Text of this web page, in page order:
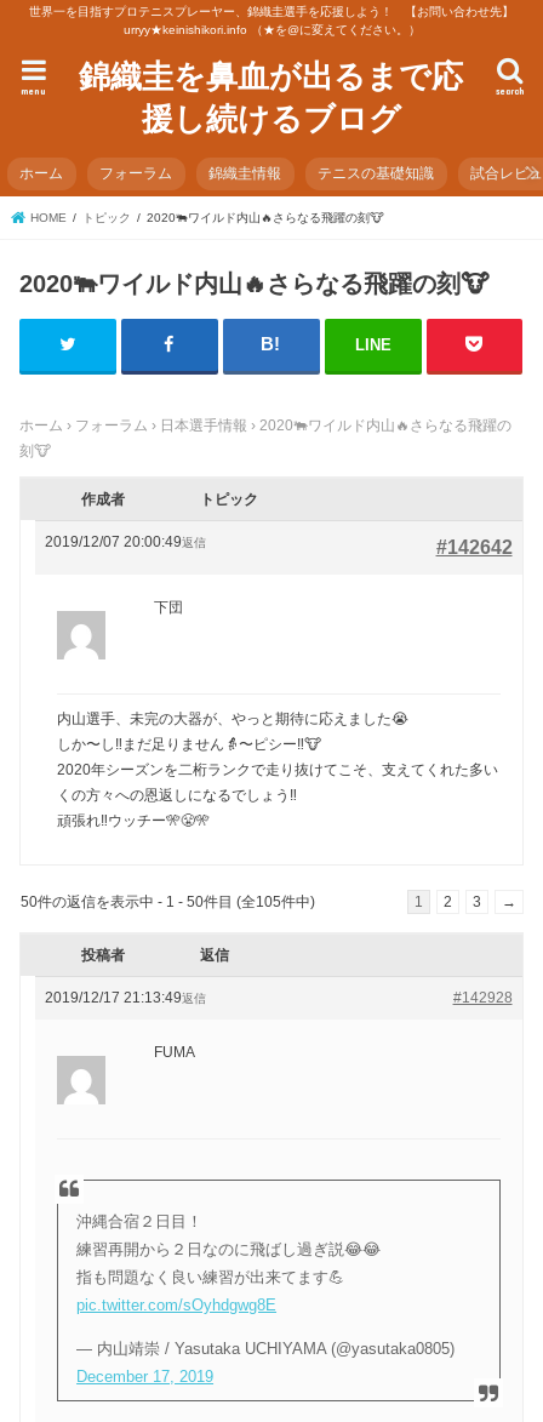
世界一を目指すプロテニスプレーヤー、錦織圭選手を応援しよう！ 【お問い合わせ先】
urryy★keinishikori.info （★を@に変えてください。）
錦織圭を鼻血が出るまで応
援し続けるブログ
search
menu
ホーム フォーラム 錦織圭情報 テニスの基礎知識 試合レビ
HOME トピック 2020🐃ワイルド内山🔥さらなる飛躍の刻🐮
2020🐃ワイルド内山🔥さらなる飛躍の刻🐮
LINE
ホーム › フォーラム › 日本選手情報 › 2020🐃ワイルド内山🔥さらなる飛躍の
刻🐮
作成者 トピック
2019/12/07 20:00:49 #142642
返信
下団
内山選手、未完の大器が、やっと期待に応えました😭
しか〜し‼️まだ足りません👵〜ピシー‼️🐮
2020年シーズンを二桁ランクで走り抜けてこそ、支えてくれた多い
くの方々への恩返しになるでしょう‼️
頑張れ‼️ウッチー🎌😤🎌
50件の返信を表示中 - 1 - 50件目 (全105件中) 1 2 3 →
投稿者 返信
2019/12/17 21:13:49 #142928
返信
FUMA
沖縄合宿２日目！
練習再開から２日なのに飛ばし過ぎ説😂😂
指も問題なく良い練習が出来てます💪
pic.twitter.com/sOyhdgwg8E
— 内山靖崇 / Yasutaka UCHIYAMA (@yasutaka0805)
December 17, 2019